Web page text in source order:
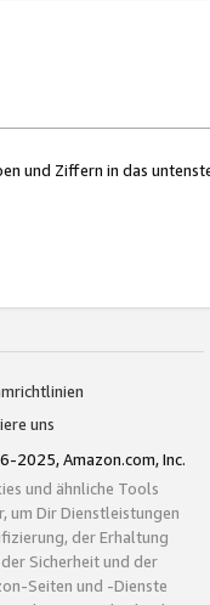
und Ziffern in das
uns
2025, Amazon.com, Inc.
und ähnliche Tools
um Dir Dienstleistungen
der Erhaltung
Sicherheit und der
Seiten und -Dienste